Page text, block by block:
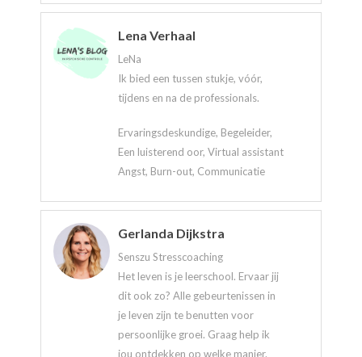
Lena Verhaal
LeNa
Ik bied een tussen stukje, vóór,
tijdens en na de professionals.
Ervaringsdeskundige, Begeleider,
Een luisterend oor, Virtual assistant
Angst, Burn-out, Communicatie
Gerlanda Dijkstra
Senszu Stresscoaching
Het leven is je leerschool. Ervaar jij
dit ook zo? Alle gebeurtenissen in
je leven zijn te benutten voor
persoonlijke groei. Graag help ik
jou ontdekken op welke manier.